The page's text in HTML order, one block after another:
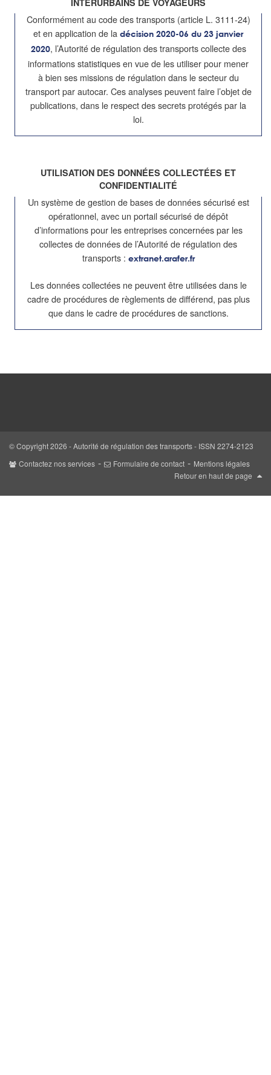
INTERURBAINS DE VOYAGEURS
Conformément au code des transports (article L. 3111-24)
et en application de la décision 2020-06 du 23 janvier
2020, l’Autorité de régulation des transports collecte des
informations statistiques en vue de les utiliser pour mener
à bien ses missions de régulation dans le secteur du
transport par autocar. Ces analyses peuvent faire l’objet de
publications, dans le respect des secrets protégés par la
loi.
UTILISATION DES DONNÉES COLLECTÉES ET
CONFIDENTIALITÉ
Un système de gestion de bases de données sécurisé est
opérationnel, avec un portail sécurisé de dépôt
d’informations pour les entreprises concernées par les
collectes de données de l’Autorité de régulation des
transports : extranet.arafer.fr
Les données collectées ne peuvent être utilisées dans le
cadre de procédures de règlements de différend, pas plus
que dans le cadre de procédures de sanctions.
© Copyright 2026 - Autorité de régulation des transports - ISSN 2274-2123
Contactez nos services
Formulaire de contact
Mentions légales
Retour en haut de page